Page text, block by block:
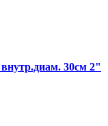
30см 2"